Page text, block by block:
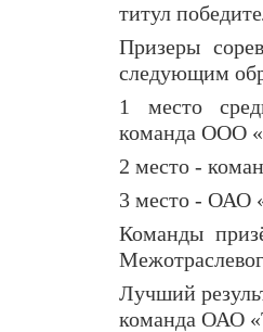
титул
Призеры
следующим
1 место
команда ООО «
2 место -
3 место - ОАО
Команды
Лучший
команда ОАО «